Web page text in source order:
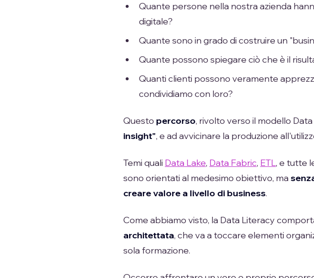
Quante persone nella nostra azienda
digitale?
Quante sono in grado di costruire un
Quante possono spiegare ciò che è il
Quanti clienti possono veramente
condividiamo con loro?
Questo percorso, rivolto verso il modello Data
insight", e ad avvicinare la produzione
Temi quali Data Lake, Data Fabric, ETL, e tutte
sono orientati al medesimo obiettivo, ma
creare valore a livello di business.
Come abbiamo visto, la Data Literacy
architettata, che va a toccare elementi
sola formazione.